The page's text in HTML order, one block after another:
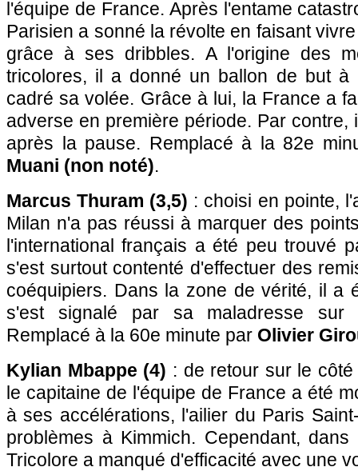
l'équipe de France. Après l'entame
Parisien a sonné la révolte en faisant
grâce à ses dribbles. A l'origine des
tricolores, il a donné un ballon de but à
cadré sa volée. Grâce à lui, la France a
adverse en première période. Par contre,
après la pause. Remplacé à la 82e
Muani (non noté).
Marcus Thuram (3,5) : choisi en pointe,
Milan n'a pas réussi à marquer des
l'international français a été peu trouvé
s'est surtout contenté d'effectuer des
coéquipiers. Dans la zone de vérité, il a
s'est signalé par sa maladresse sur
Remplacé à la 60e minute par Olivier
Kylian Mbappe (4) : de retour sur le
le capitaine de l'équipe de France a été
à ses accélérations, l'ailier du Paris
problèmes à Kimmich. Cependant,
Tricolore a manqué d'efficacité avec une